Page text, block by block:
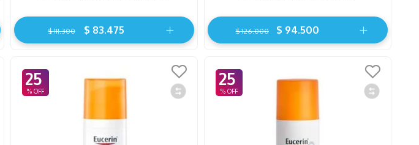
$ 111.300 $ 83.475 $ 126.000 $ 94.500
25 25